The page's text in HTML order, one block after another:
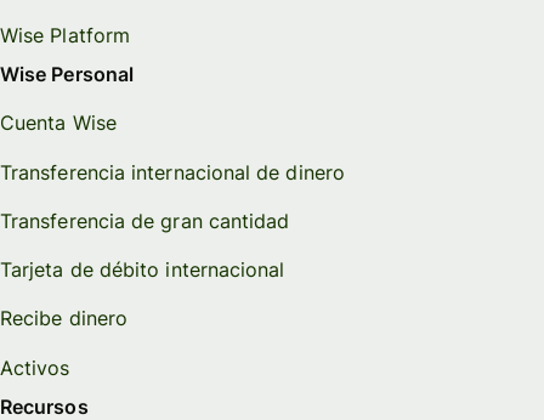
Wise Platform
Wise Personal
Cuenta Wise
Transferencia internacional de dinero
Transferencia de gran cantidad
Tarjeta de débito internacional
Recibe dinero
Activos
Recursos